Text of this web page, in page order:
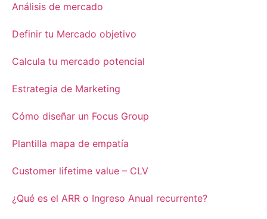
Análisis de mercado
Definir tu Mercado objetivo
Calcula tu mercado potencial
Estrategia de Marketing
Cómo diseñar un Focus Group
Plantilla mapa de empatía
Customer lifetime value – CLV
¿Qué es el ARR o Ingreso Anual recurrente?